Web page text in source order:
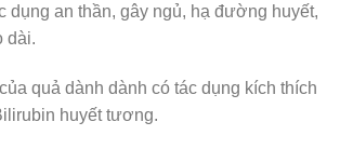
dụng an thần, gây ngủ, hạ đường huyết,
dài.
quả dành dành có tác dụng kích thích
huyết tương.